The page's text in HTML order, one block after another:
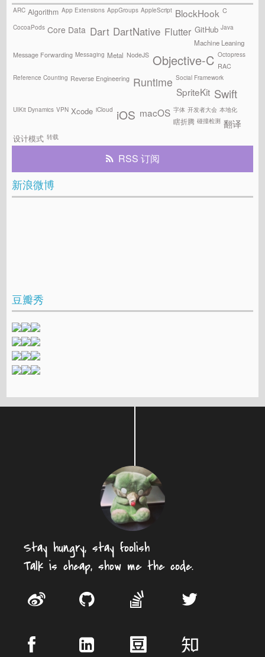
ARC Algorithm App Extensions AppGroups AppleScript BlockHook C
CocoaPods Core Data Dart DartNative Flutter GitHub Java
Machine Leaning
Message Forwarding Messaging Metal NodeJS Objective-C Octopress
RAC
Reference Counting Reverse Engineering Runtime Social Framework
SpriteKit Swift
UIKit Dynamics VPN Xcode iCloud iOS macOS 字体 开发者大会 本地化
瞎折腾 碰撞检测 翻译
设计模式 转载
RSS 订阅
新浪微博
豆瓣秀
Stay hungry, stay foolish
Talk is cheap, show me the code.